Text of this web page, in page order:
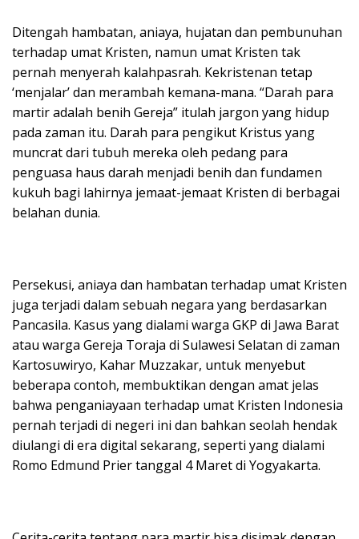
Ditengah hambatan, aniaya, hujatan dan pembunuhan
terhadap umat Kristen, namun umat Kristen tak
pernah menyerah kalahpasrah. Kekristenan tetap
‘menjalar’ dan merambah kemana-mana. “Darah para
martir adalah benih Gereja” itulah jargon yang hidup
pada zaman itu. Darah para pengikut Kristus yang
muncrat dari tubuh mereka oleh pedang para
penguasa haus darah menjadi benih dan fundamen
kukuh bagi lahirnya jemaat-jemaat Kristen di berbagai
belahan dunia.
Persekusi, aniaya dan hambatan terhadap umat Kristen
juga terjadi dalam sebuah negara yang berdasarkan
Pancasila. Kasus yang dialami warga GKP di Jawa Barat
atau warga Gereja Toraja di Sulawesi Selatan di zaman
Kartosuwiryo, Kahar Muzzakar, untuk menyebut
beberapa contoh, membuktikan dengan amat jelas
bahwa penganiayaan terhadap umat Kristen Indonesia
pernah terjadi di negeri ini dan bahkan seolah hendak
diulangi di era digital sekarang, seperti yang dialami
Romo Edmund Prier tanggal 4 Maret di Yogyakarta.